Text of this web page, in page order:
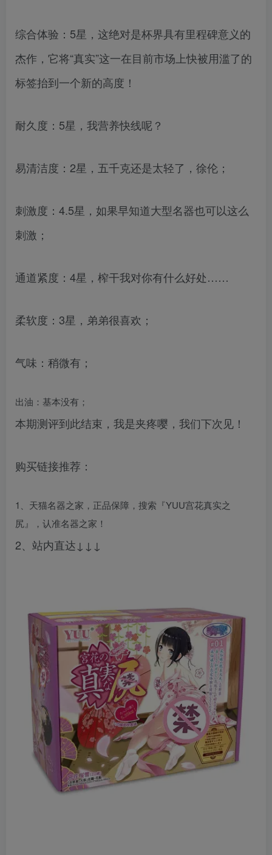
综合体验：5星，这绝对是杯界具有里程碑意义的
杰作，它将“真实”这一在目前市场上快被用滥了的
标签抬到一个新的高度！
耐久度：5星，我营养快线呢？
易清洁度：2星，五千克还是太轻了，徐伦；
刺激度：4.5星，如果早知道大型名器也可以这么
刺激；
通道紧度：4星，榨干我对你有什么好处……
柔软度：3星，弟弟很喜欢；
气味：稍微有；
出油：基本没有；
本期测评到此结束，我是夹疼嘤，我们下次见！
购买链接推荐：
1、天猫名器之家，正品保障，搜索『YUU宫花真实之
尻』，认准名器之家！
2、站内直达↓↓↓